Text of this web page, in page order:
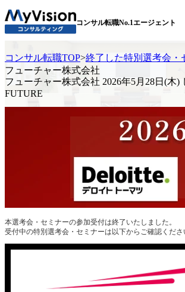
コンサル転職No.1エージェント
コンサル転職TOP>終了した特別選考会・
フューチャー株式会社
フューチャー株式会社 2026年5月28日(木)
FUTURE
本選考会・セミナーの参加受付は終了いたしました。
受付中の特別選考会・セミナーは以下からご確認くださ